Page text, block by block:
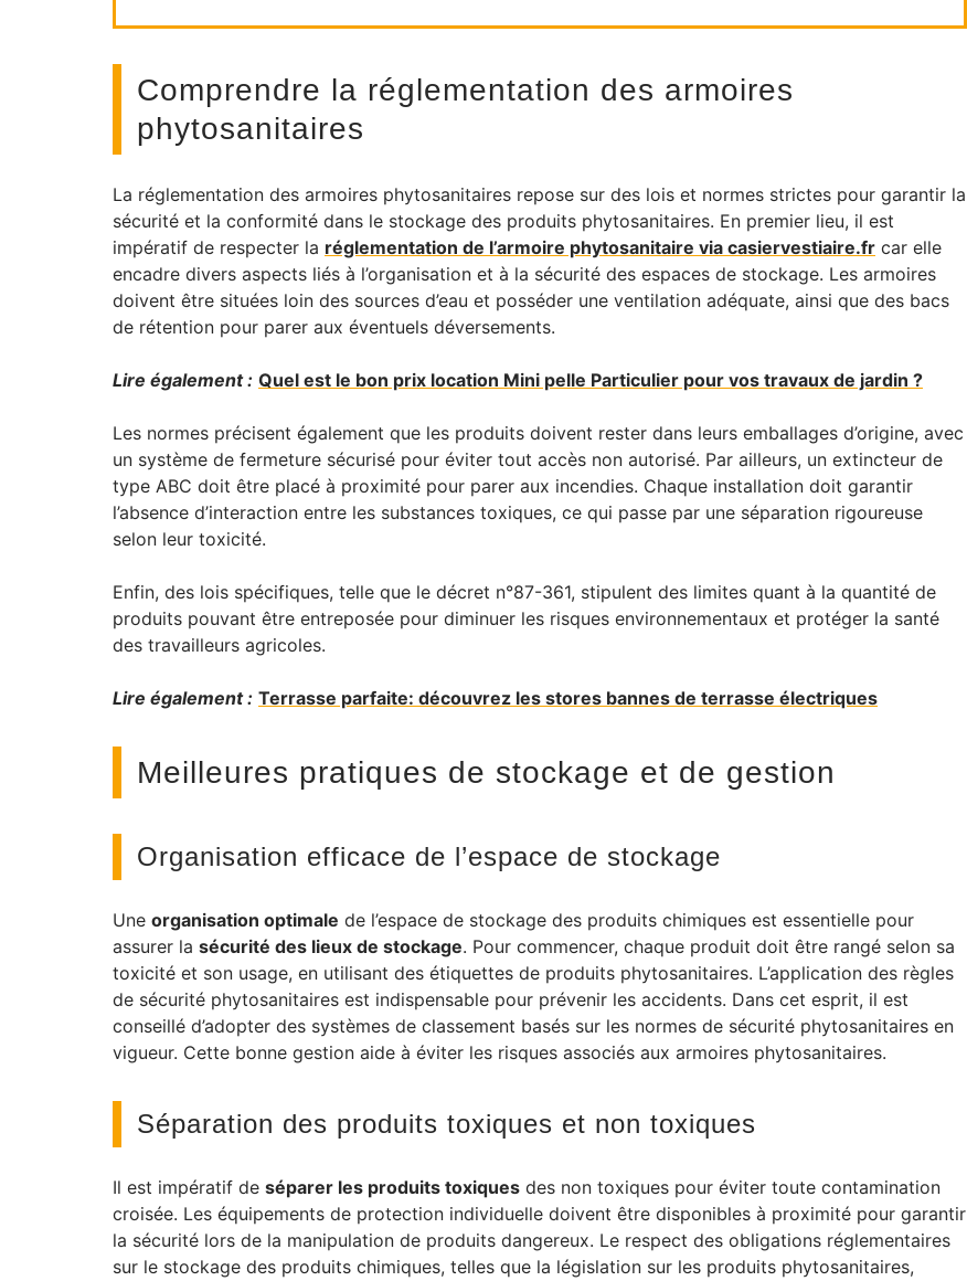
Comprendre la réglementation des armoires
phytosanitaires
La réglementation des armoires phytosanitaires repose sur des lois et normes strictes pour garantir la
sécurité et la conformité dans le stockage des produits phytosanitaires. En premier lieu, il est
impératif de respecter la réglementation de l’armoire phytosanitaire via casiervestiaire.fr car elle
encadre divers aspects liés à l’organisation et à la sécurité des espaces de stockage. Les armoires
doivent être situées loin des sources d’eau et posséder une ventilation adéquate, ainsi que des bacs
de rétention pour parer aux éventuels déversements.
Lire également : Quel est le bon prix location Mini pelle Particulier pour vos travaux de jardin ?
Les normes précisent également que les produits doivent rester dans leurs emballages d’origine, avec
un système de fermeture sécurisé pour éviter tout accès non autorisé. Par ailleurs, un extincteur de
type ABC doit être placé à proximité pour parer aux incendies. Chaque installation doit garantir
l’absence d’interaction entre les substances toxiques, ce qui passe par une séparation rigoureuse
selon leur toxicité.
Enfin, des lois spécifiques, telle que le décret n°87-361, stipulent des limites quant à la quantité de
produits pouvant être entreposée pour diminuer les risques environnementaux et protéger la santé
des travailleurs agricoles.
Lire également : Terrasse parfaite: découvrez les stores bannes de terrasse électriques
Meilleures pratiques de stockage et de gestion
Organisation efficace de l’espace de stockage
Une organisation optimale de l’espace de stockage des produits chimiques est essentielle pour
assurer la sécurité des lieux de stockage. Pour commencer, chaque produit doit être rangé selon sa
toxicité et son usage, en utilisant des étiquettes de produits phytosanitaires. L’application des règles
de sécurité phytosanitaires est indispensable pour prévenir les accidents. Dans cet esprit, il est
conseillé d’adopter des systèmes de classement basés sur les normes de sécurité phytosanitaires en
vigueur. Cette bonne gestion aide à éviter les risques associés aux armoires phytosanitaires.
Séparation des produits toxiques et non toxiques
Il est impératif de séparer les produits toxiques des non toxiques pour éviter toute contamination
croisée. Les équipements de protection individuelle doivent être disponibles à proximité pour garantir
la sécurité lors de la manipulation de produits dangereux. Le respect des obligations réglementaires
sur le stockage des produits chimiques, telles que la législation sur les produits phytosanitaires,